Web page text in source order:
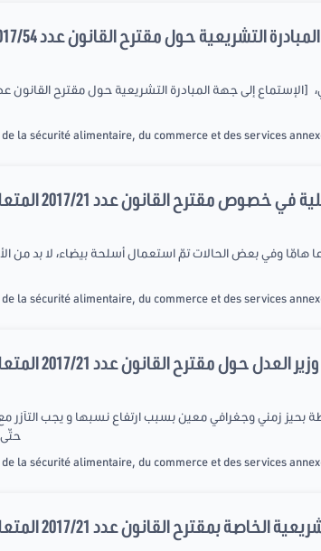
la sécurité alimentaire, du commerce et des services
القانون عدد 2017/21 المتعلق بحماية الفلاحين من السرقات
la sécurité alimentaire, du commerce et des services
مقترح القانون عدد 2017/21 المتعلق بحماية الفلاحين من السرقات
حتّى
la sécurité alimentaire, du commerce et des services